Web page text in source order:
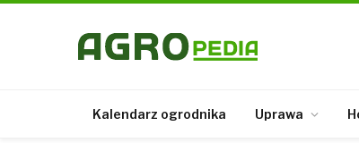
Kalendarz ogrodnika Uprawa